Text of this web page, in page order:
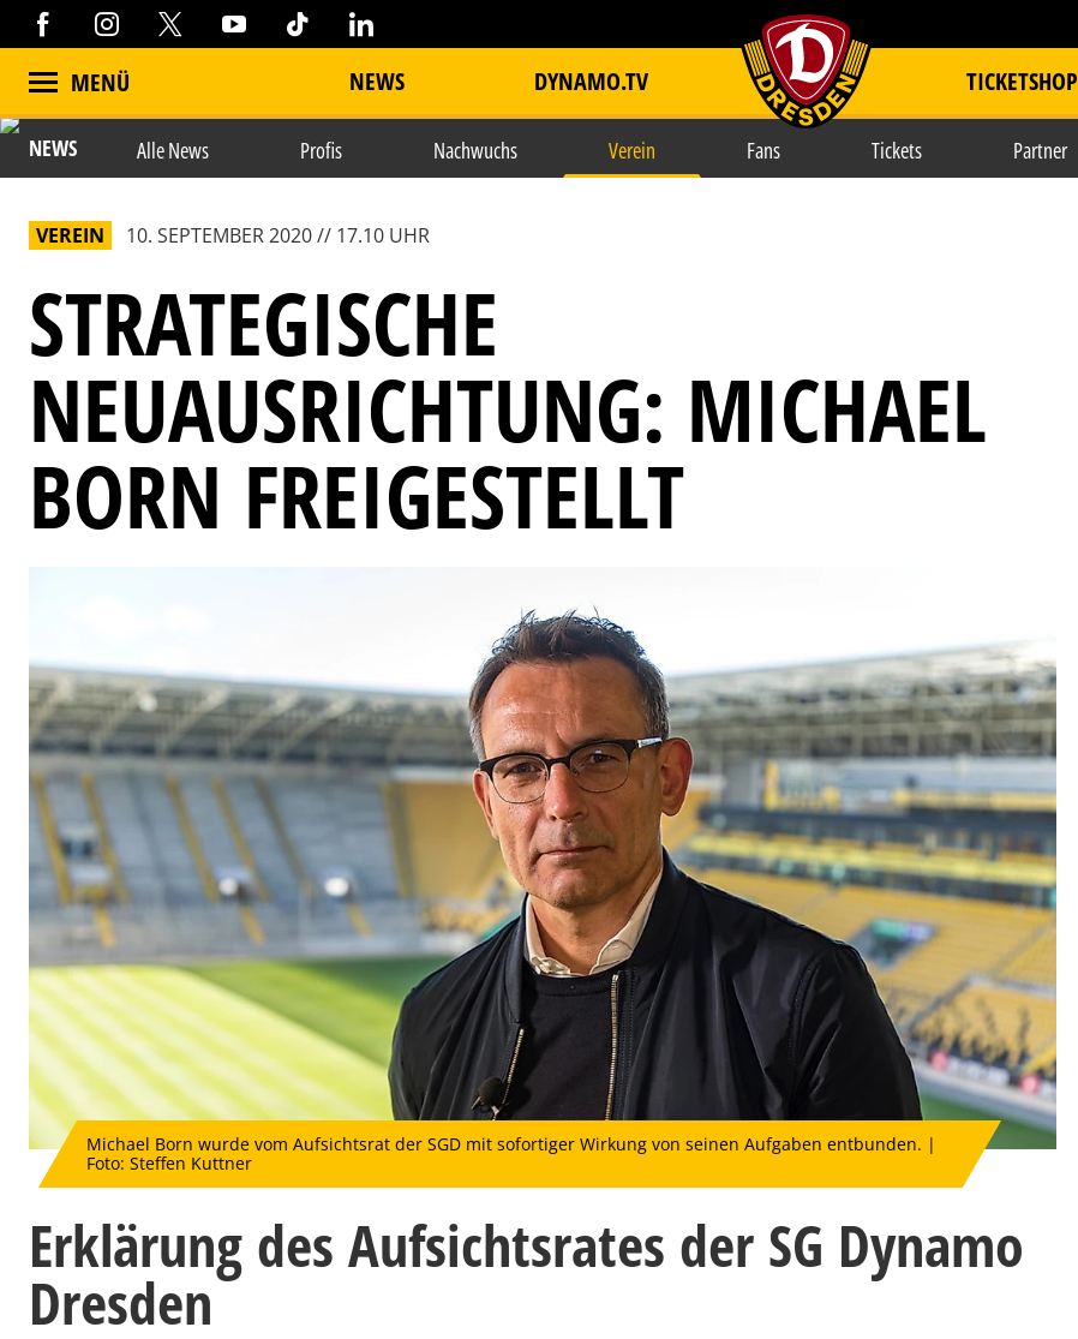
MENÜ NEWS DYNAMO.TV item.title TICKETSHOP
NEWS Alle News Profis Nachwuchs Verein Fans Tickets Partner
VEREIN 10. SEPTEMBER 2020 // 17.10 UHR
STRATEGISCHE
NEUAUSRICHTUNG: MICHAEL
BORN FREIGESTELLT
Michael Born wurde vom Aufsichtsrat der SGD mit sofortiger Wirkung von seinen Aufgaben entbunden. |
Foto: Steffen Kuttner
Erklärung des Aufsichtsrates der SG Dynamo
Dresden